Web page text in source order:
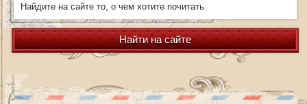
Найти на сайте